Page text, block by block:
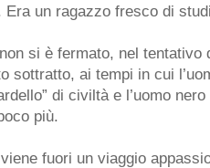
Era un ragazzo fresco di
si è fermato, nel
sottratto, ai tempi in cui
di civiltà e l’uomo
più.
fuori un viaggio